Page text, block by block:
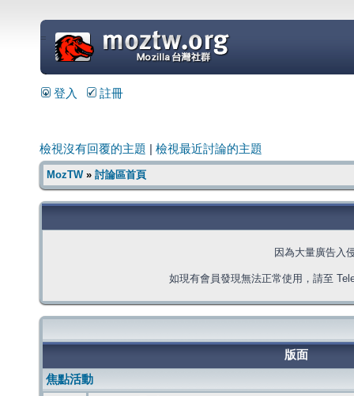
=
登入 註冊
檢視沒有回覆的主題 檢視最近討論的主題
MozTW» 討論區首頁
因為大量廣告入
如現有會員發現無法正常使用，請至
版面
焦點活動